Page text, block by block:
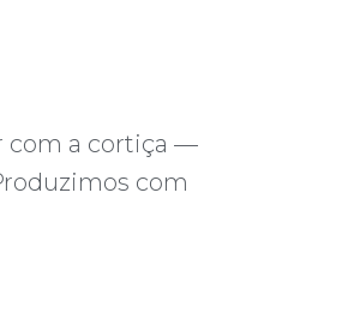
com a cortiça —
com